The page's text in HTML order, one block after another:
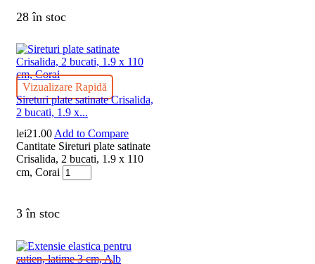
28 în stoc
Vizualizare Rapidă
Sireturi plate satinate Crisalida,
2 bucati, 1.9 x...
lei21.00 Add to Compare
Cantitate Sireturi plate satinate
Crisalida, 2 bucati, 1.9 x 110
cm, Corai
3 în stoc